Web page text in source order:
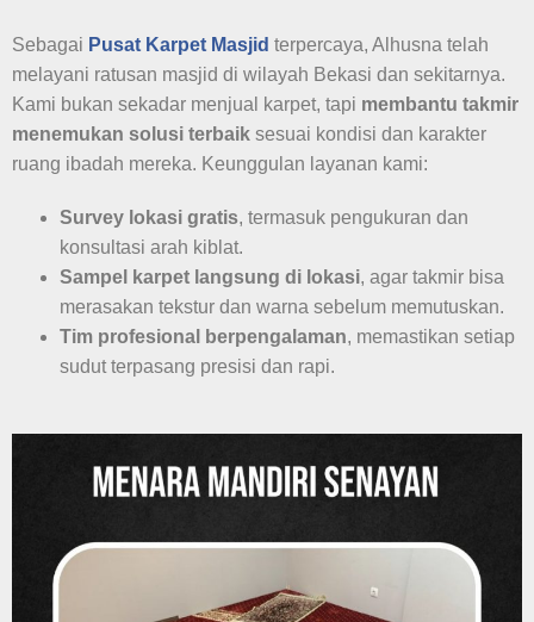
Sebagai Pusat Karpet Masjid terpercaya, Alhusna telah
melayani ratusan masjid di wilayah Bekasi dan sekitarnya.
Kami bukan sekadar menjual karpet, tapi membantu takmir
menemukan solusi terbaik sesuai kondisi dan karakter
ruang ibadah mereka. Keunggulan layanan kami:
Survey lokasi gratis, termasuk pengukuran dan
konsultasi arah kiblat.
Sampel karpet langsung di lokasi, agar takmir bisa
merasakan tekstur dan warna sebelum memutuskan.
Tim profesional berpengalaman, memastikan setiap
sudut terpasang presisi dan rapi.